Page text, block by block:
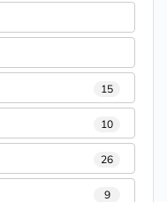
15
10
26
9